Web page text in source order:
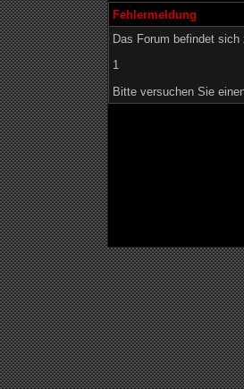
Fehlermeldung
Das Forum befindet
1
Bitte versuchen Sie